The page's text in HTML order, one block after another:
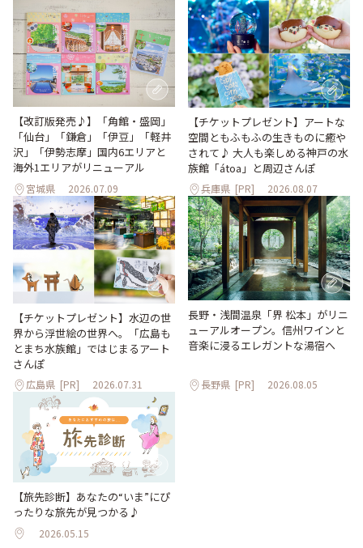
【改訂版発売♪】「角館・盛岡」
「仙台」「鎌倉」「伊豆」「軽井
沢」「伊勢志摩」国内6エリアと
海外1エリアがリニューアル
宮城県 2026.07.09
【チケットプレゼント】アートな
空間ともふもふの生きものに癒や
されて♪ 大人も楽しめる神戸の水
族館「átoa」と周辺さんぽ
兵庫県 [PR] 2026.08.07
【チケットプレゼント】水辺の世
界から浮世絵の世界へ。「広島も
とまち水族館」ではじまるアート
さんぽ
広島県 [PR] 2026.07.31
長野・浅間温泉「界 松本」がリニ
ューアルオープン。信州ワインと
音楽に浸るエレガントな湯宿へ
長野県 [PR] 2026.08.05
【旅先診断】あなたの“いま”にぴ
ったりな旅先が見つかる♪
2026.05.15